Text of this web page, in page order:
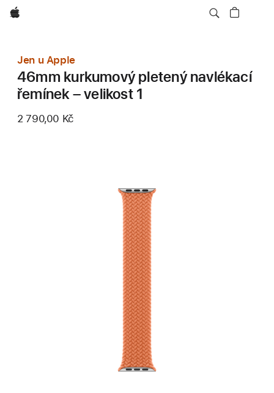
Apple
Jen u Apple
46mm kurkumový pletený navlékací
řemínek – velikost 1
2 790,00 Kč